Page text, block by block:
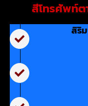
สีโทรศัพท์ต
สิริ